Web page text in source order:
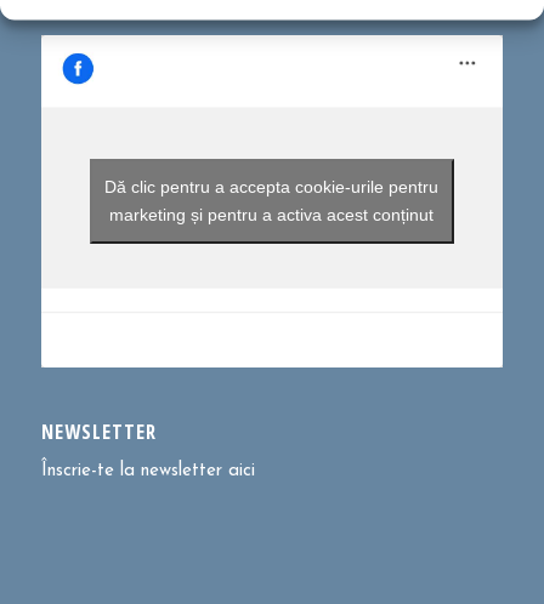
Dă clic pentru a accepta cookie-urile pentru
marketing și pentru a activa acest conținut
NEWSLETTER
Înscrie-te la newsletter aici